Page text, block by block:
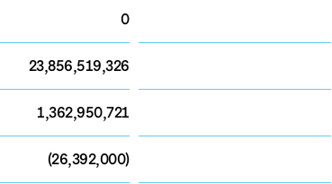
0
23,856,519,326
1,362,950,721
(26,392,000)